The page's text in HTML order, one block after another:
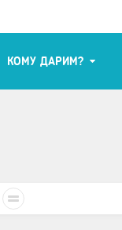
КОМУ ДАРИМ?